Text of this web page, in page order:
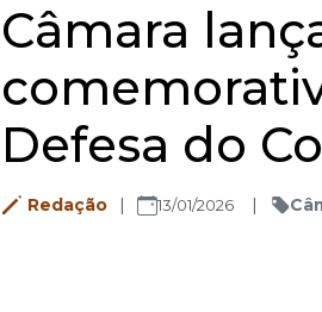
Câmara
Defesa do
Redação 13/01/2026